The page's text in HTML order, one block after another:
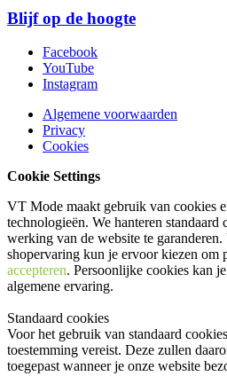
Blijf op de hoogte
Facebook
YouTube
Instagram
Algemene voorwaarden
Privacy
Cookies
Cookie Settings
VT Mode maakt gebruik van cookies
technologieën. We hanteren standaard
werking van de website te
shopervaring kun je ervoor kiezen om
accepteren. Persoonlijke cookies kan
algemene ervaring.
Standaard cookies
Voor het gebruik van standaard
toestemming vereist. Deze zullen
toegepast wanneer je onze website